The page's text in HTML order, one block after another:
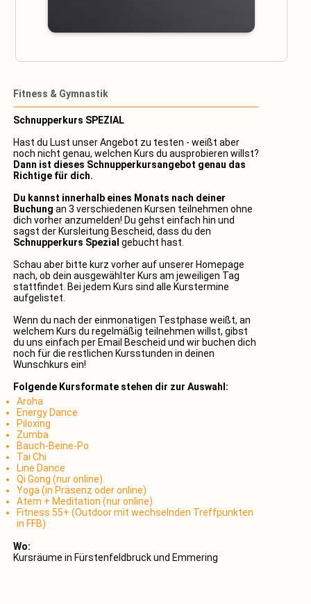
Fitness & Gymnastik
Schnupperkurs SPEZIAL
Hast du Lust unser Angebot zu testen - weißt aber
noch nicht genau, welchen Kurs du ausprobieren willst?
Dann ist dieses Schnupperkursangebot genau das
Richtige für dich.
Du kannst innerhalb eines Monats nach deiner
Buchung an 3 verschiedenen Kursen teilnehmen ohne
dich vorher anzumelden! Du gehst einfach hin und
sagst der Kursleitung Bescheid, dass du den
Schnupperkurs Spezial gebucht hast.
Schau aber bitte kurz vorher auf unserer Homepage
nach, ob dein ausgewählter Kurs am jeweiligen Tag
stattfindet. Bei jedem Kurs sind alle Kurstermine
aufgelistet.
Wenn du nach der einmonatigen Testphase weißt, an
welchem Kurs du regelmäßig teilnehmen willst, gibst
du uns einfach per Email Bescheid und wir buchen dich
noch für die restlichen Kursstunden in deinen
Wunschkurs ein!
Folgende Kursformate stehen dir zur Auswahl:
Aroha
Energy Dance
Piloxing
Zumba
Bauch-Beine-Po
Tai Chi
Line Dance
Qi Gong (nur online)
Yoga (in Präsenz oder online)
Atem + Meditation (nur online)
Fitness 55+ (Outdoor mit wechselnden Treffpunkten
in FFB)
Wo:
Kursräume in Fürstenfeldbruck und Emmering